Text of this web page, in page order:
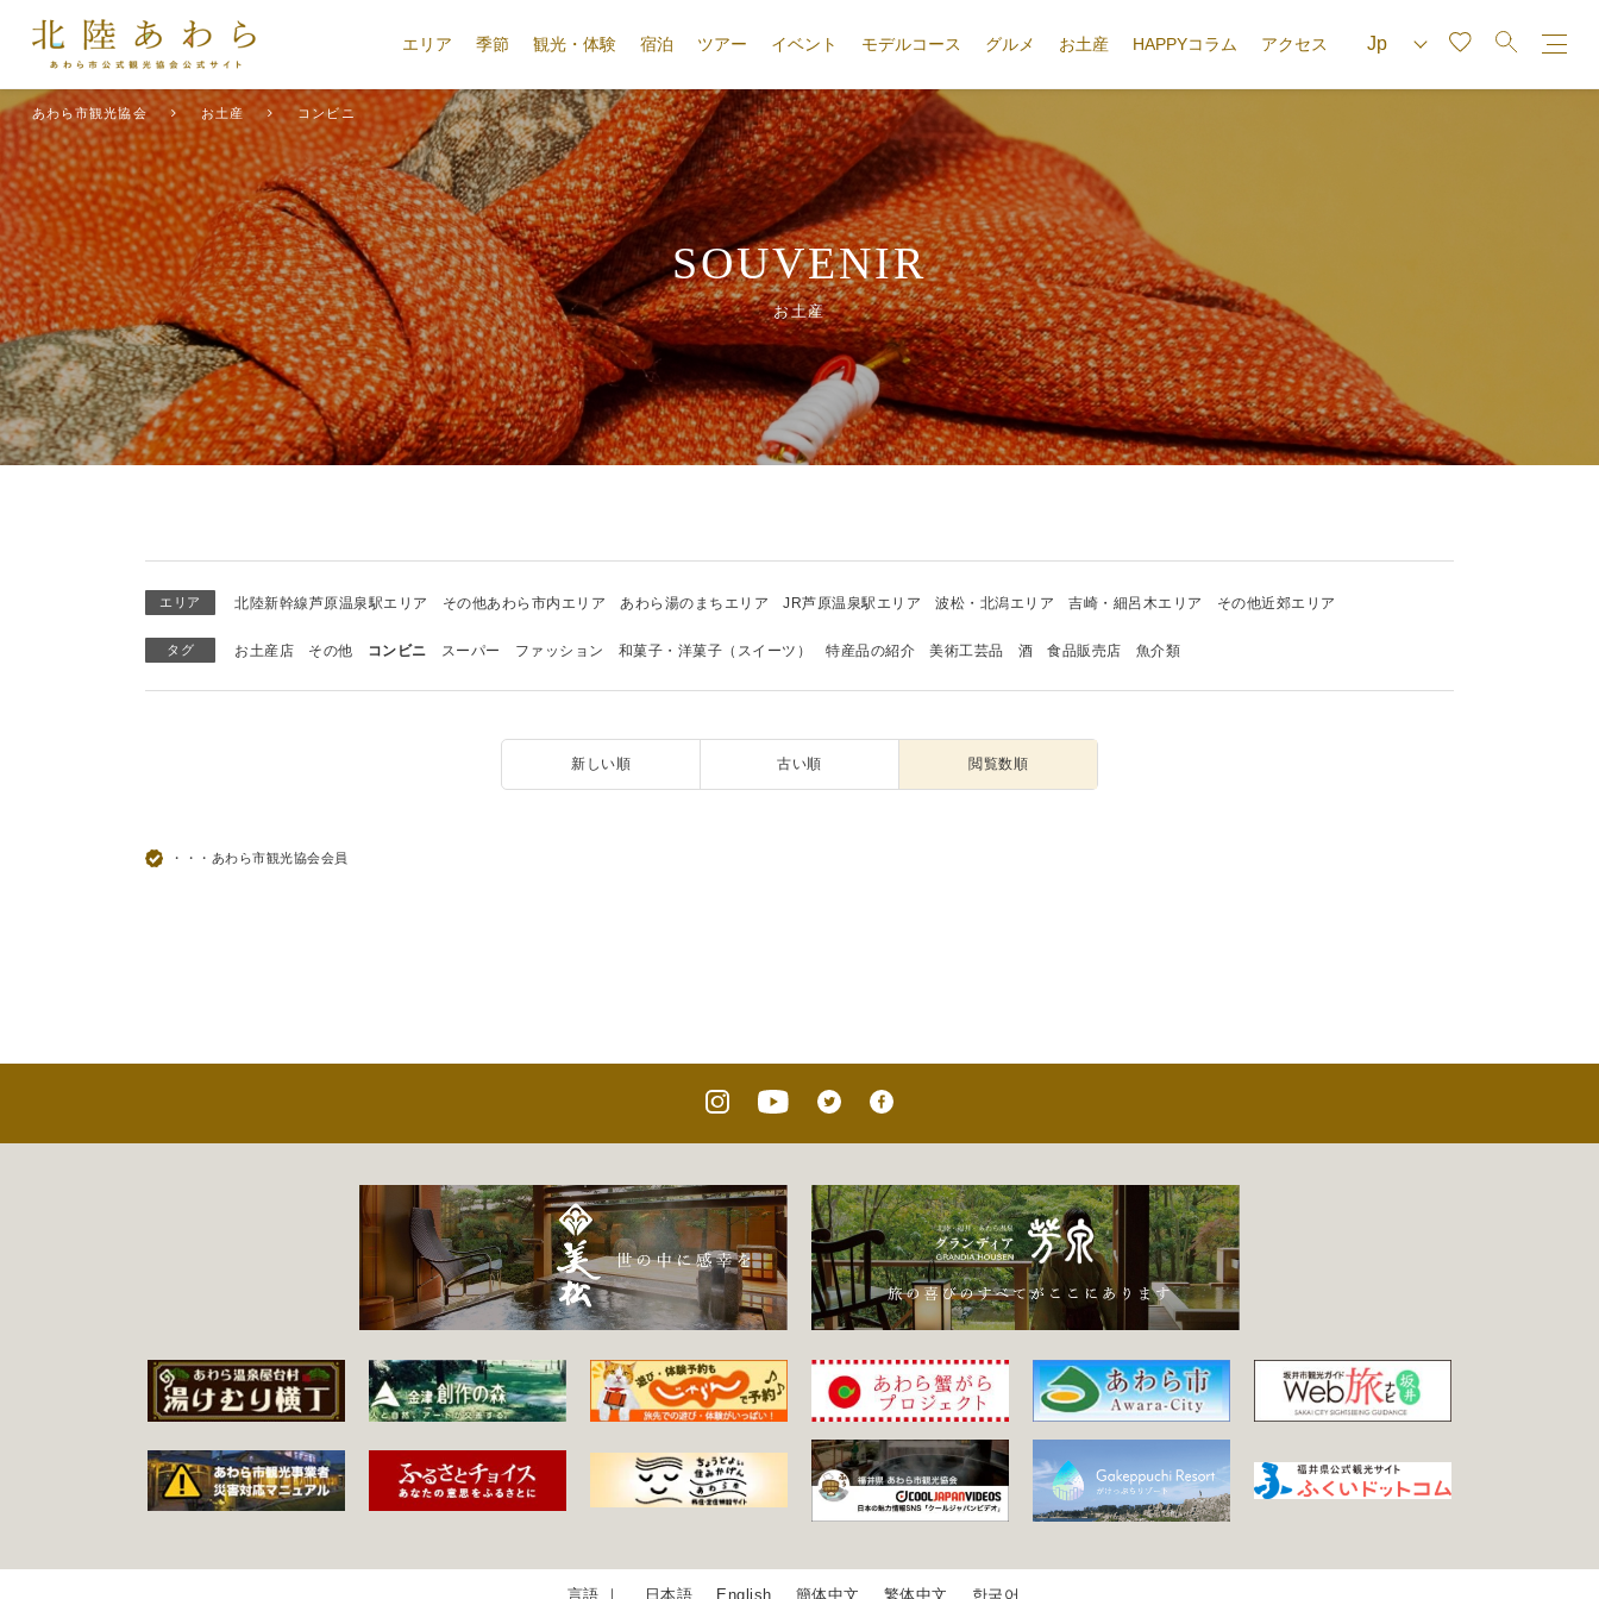
エリア 季節 観光・体験 宿泊 ツアー イベント モデルコース グルメ お土産 HAPPYコラム アクセス
あわら市観光協会 お土産 コンビニ
SOUVENIR
お土産
エリア 北陸新幹線芦原温泉駅エリア その他あわら市内エリア あわら湯のまちエリア JR芦原温泉駅エリア 波松・北潟エリア 吉崎・細呂木エリア その他近郊エリア
タグ お土産店 その他 コンビニ スーパー ファッション 和菓子・洋菓子（スイーツ） 特産品の紹介 美術工芸品 酒 食品販売店 魚介類
新しい順 古い順 閲覧数順
・・・あわら市観光協会会員
日本語 English 簡体中文 繁体中文 한국어